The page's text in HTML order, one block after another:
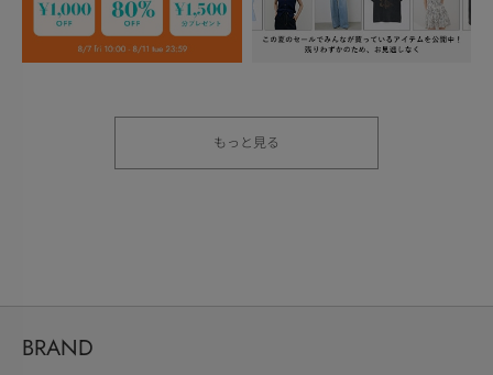
もっと見る
BRAND